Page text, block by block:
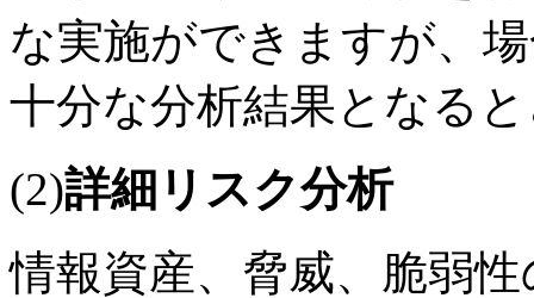
な実施ができますが、
十分な分析結果となる
(2)詳細リスク分析
情報資産、脅威、脆弱